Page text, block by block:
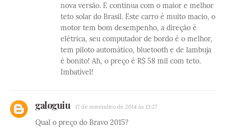
nova versão. E continua com o maior e melhor
teto solar do Brasil. Este carro é muito macio, o
motor tem bom desempenho, a direção é
elétrica, seu computador de bordo é o melhor,
tem piloto automático, bluetooth e de lambuja
é bonito! Ah, o preço é R$ 58 mil com teto.
Imbatível!
galoguiu 17 de novembro de 2014 às 13:27
Qual o preço do Bravo 2015?